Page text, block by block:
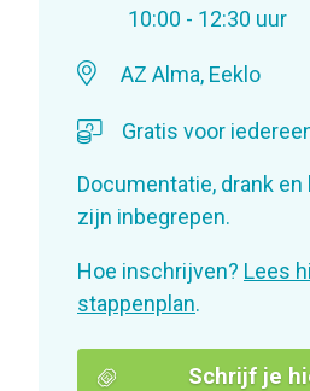
10:00 - 12:30 uur
AZ Alma, Eeklo
Gratis voor
Documentatie, drank
zijn inbegrepen.
Hoe inschrijven? Lees
stappenplan.
Schrijf je